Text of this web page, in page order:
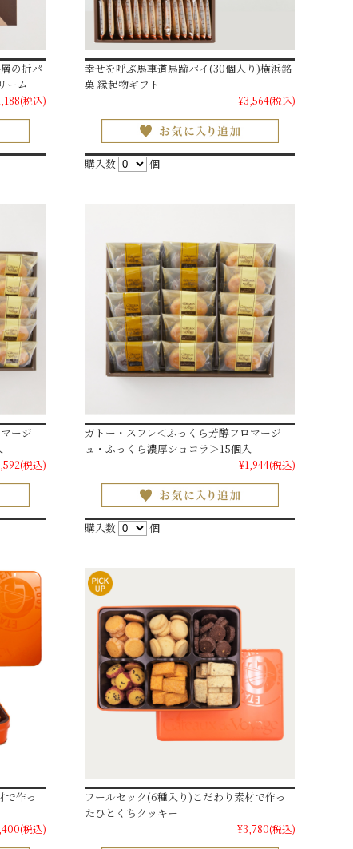
の折パ
ーム
(税込)
幸せを呼ぶ馬車道馬蹄パイ(30個入り)横浜銘
菓 縁起物ギフト
¥3,564(税込)
購入数 個
ージ
(税込)
ガトー・スフレ＜ふっくら芳醇フロマージ
ュ・ふっくら濃厚ショコラ＞15個入
¥1,944(税込)
購入数 個
で作っ
(税込)
フールセック(6種入り)こだわり素材で作っ
たひとくちクッキー
¥3,780(税込)